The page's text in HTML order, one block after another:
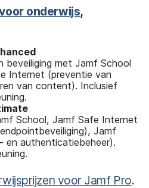
onderwijs,
beveiliging met Jamf School
Internet (preventie van
van content). Inclusief
School, Jamf Safe Internet
Jamf
en authenticatiebeheer).
voor Jamf Pro.